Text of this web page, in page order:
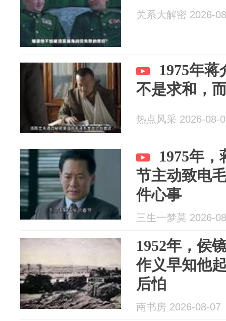
关系大解密 2026-
1975年
不是求和，
热点风采 2026-08-
1975年
节主动致电
件心事
三生一梦莫 2026-
1952年，侯
作义早知他
后怕
南书房 2026-08-07